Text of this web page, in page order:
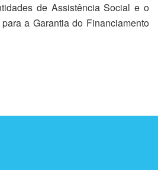
de Assistência Social e o
a Garantia do Financiamento